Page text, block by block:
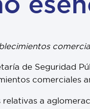
de Seguridad
comerciales
a